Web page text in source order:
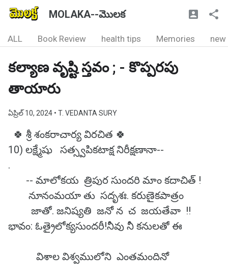
MOLAKA--మొలక
ALL Book Review health tips Memories new
కల్యాణ వృష్టి స్తవం ; - కొప్పరపు
తాయారు
ఏప్రిల్ 10, 2024 • T. VEDANTA SURY
🍀 శ్రీ శంకరాచార్య విరచిత 🍀
10) లక్ష్మేషు సత్స్వపికటాక్ష నిరీక్షణానా--
.
-- మాలోకయ త్రిపుర సుందరి మాం కదాచిత్ !
నూనంమయా తు సదృశః. కరుణైకపాత్రం
జాతో. జనిష్యతి జనో న చ జయతేవా !!
భావం: ఓత్రైలోక్యసుందరీ!నీవు నీ కనులతో ఈ
విశాల విశ్వములోని ఎంతమందినో